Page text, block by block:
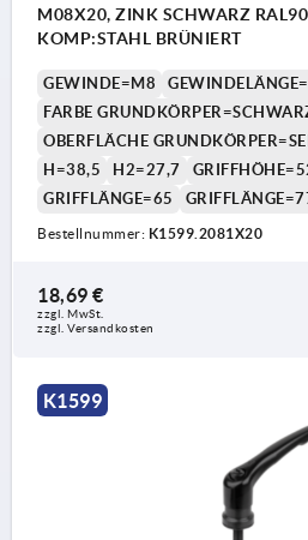
M08X20, ZINK SCHWARZ
KOMP:STAHL BRÜNIERT
GEWINDE=M8
FARBE
OBERFLÄCHE
H=38,5
H2=27,7
GRIFFLÄNGE=65
Bestellnummer: K1599.2081X20
18,69 €
zzgl. MwSt.
zzgl. Versandkosten
K1599